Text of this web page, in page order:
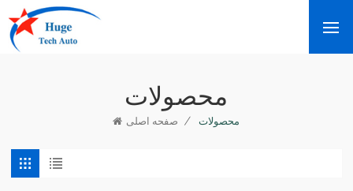
محصولات
صفحه اصلی / محصولات